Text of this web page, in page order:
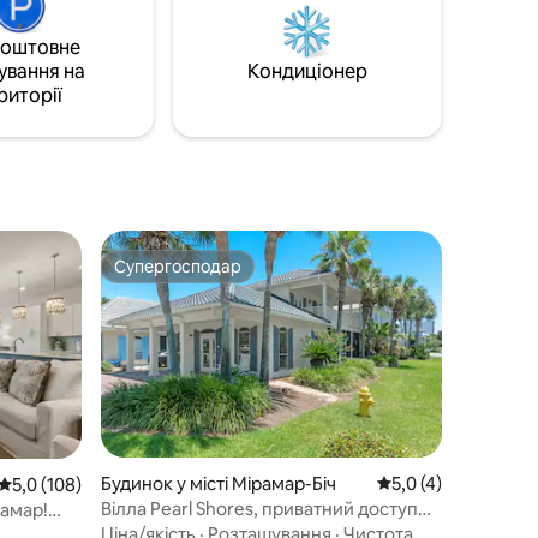
гольфу
20
VPS
на
Кондиціонер
оцінка: 5,0 з 5, відгуки: 108
5,0 (108)
Супергосподар
Супергосподар
Будинок у місті Мірамар-Біч Середня оцінка:
5,0 (4)
Вілла Pearl Shores, приватний доступ
до пляжу